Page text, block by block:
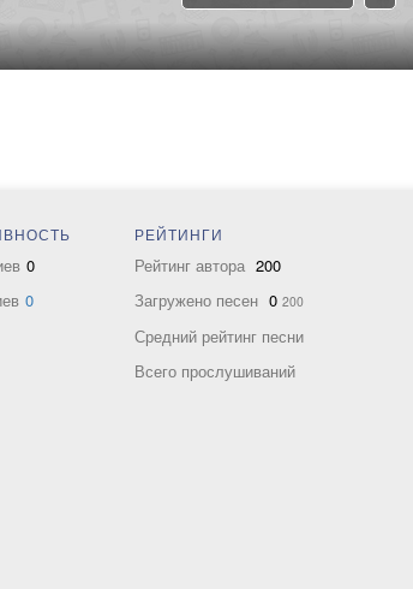
0
0
РЕЙТИНГИ
Рейтинг автора 200
Загружено песен 0 200
Средний рейтинг песни
Всего прослушиваний